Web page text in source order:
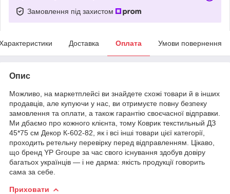
Замовлення під захистом
Доставка Оплата Умови повернення
Опис
Можливо, на маркетплейсі ви знайдете схожі товари й в інших
продавців, але купуючи у нас, ви отримуєте повну безпеку
замовлення та оплати, а також гарантію своєчасної відправки.
Ми дбаємо про кожного клієнта, тому Коврик текстильный ДЗ
45*75 см Декор К-602-82, як і всі інші товари цієї категорії,
проходить ретельну перевірку перед відправленням. Цікаво,
що бренд YP Groupe за час свого існування здобув довіру
багатьох українців — і не дарма: якість продукції говорить
сама за себе.
Приховати